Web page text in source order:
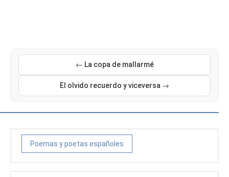
← La copa de mallarmé
El olvido recuerdo y viceversa →
Poemas y poetas españoles